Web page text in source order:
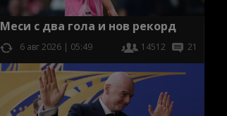
Меси с два гола и нов рекорд
6 авг 2026 | 05:49 14512 21